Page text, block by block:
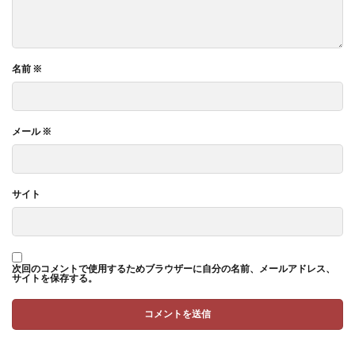
名前 ※
メール※
サイト
次回のコメントで使用するためブラウザーに自分の名前、メールアドレス、
サイトを保存する。